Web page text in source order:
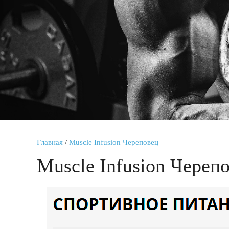
Главная / Muscle Infusion Череповец
Muscle Infusion